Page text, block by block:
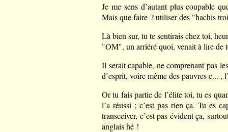
Je me sens d’autant plus coupable
Mais que faire ? utiliser des "hachis
Là bien sur, tu te sentirais chez toi,
"OM", un arriéré quoi, venait à lire de
Il serait capable, ne comprenant pas
d’esprit, voire même des pauvres c... ,
Or tu fais partie de l’élite toi, tu es
l’a réussi ; c’est pas rien ça. Tu es
transceiver, c’est pas évident ça,
anglais hé !